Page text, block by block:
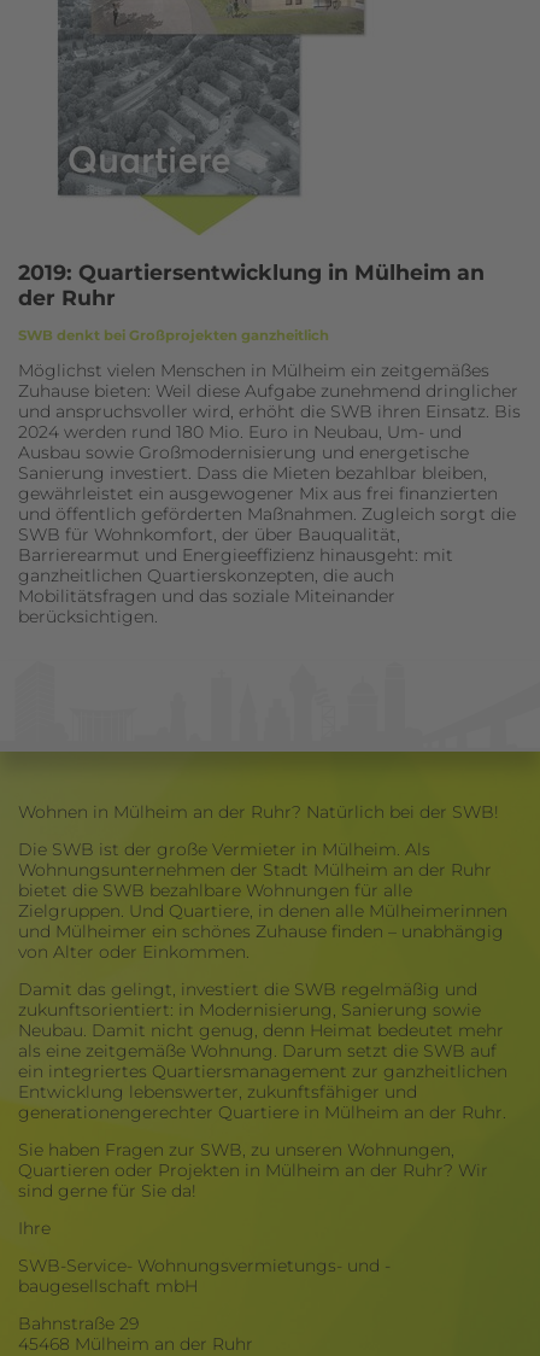
2019: Quartiersentwicklung in Mülheim an
der Ruhr
SWB denkt bei Großprojekten ganzheitlich
Möglichst vielen Menschen in Mülheim ein zeitgemäßes
Zuhause bieten: Weil diese Aufgabe zunehmend dringlicher
und anspruchsvoller wird, erhöht die SWB ihren Einsatz. Bis
2024 werden rund 180 Mio. Euro in Neubau, Um- und
Ausbau sowie Großmodernisierung und energetische
Sanierung investiert. Dass die Mieten bezahlbar bleiben,
gewährleistet ein ausgewogener Mix aus frei finanzierten
und öffentlich geförderten Maßnahmen. Zugleich sorgt die
SWB für Wohnkomfort, der über Bauqualität,
Barrierearmut und Energieeffizienz hinausgeht: mit
ganzheitlichen Quartierskonzepten, die auch
Mobilitätsfragen und das soziale Miteinander
berücksichtigen.
Wohnen in Mülheim an der Ruhr? Natürlich bei der SWB!
Die SWB ist der große Vermieter in Mülheim. Als
Wohnungsunternehmen der Stadt Mülheim an der Ruhr
bietet die SWB bezahlbare Wohnungen für alle
Zielgruppen. Und Quartiere, in denen alle Mülheimerinnen
und Mülheimer ein schönes Zuhause finden – unabhängig
von Alter oder Einkommen.
Damit das gelingt, investiert die SWB regelmäßig und
zukunftsorientiert: in Modernisierung, Sanierung sowie
Neubau. Damit nicht genug, denn Heimat bedeutet mehr
als eine zeitgemäße Wohnung. Darum setzt die SWB auf
ein integriertes Quartiersmanagement zur ganzheitlichen
Entwicklung lebenswerter, zukunftsfähiger und
generationengerechter Quartiere in Mülheim an der Ruhr.
Sie haben Fragen zur SWB, zu unseren Wohnungen,
Quartieren oder Projekten in Mülheim an der Ruhr? Wir
sind gerne für Sie da!
Ihre
SWB-Service- Wohnungsvermietungs- und -
baugesellschaft mbH
Bahnstraße 29
45468 Mülheim an der Ruhr